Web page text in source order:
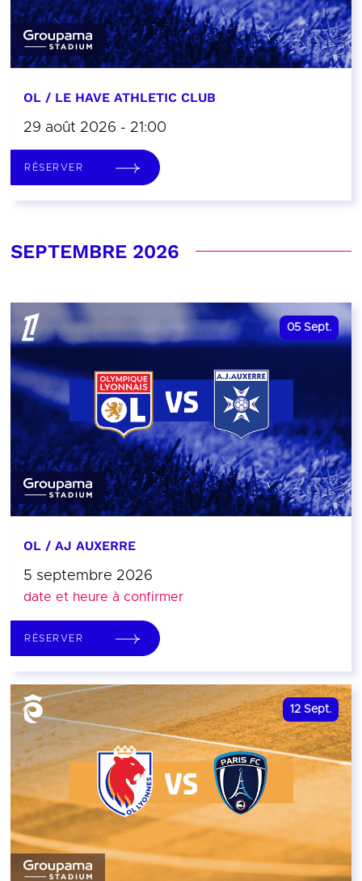
OL / LE HAVE ATHLETIC CLUB
29 août 2026 - 21:00
RÉSERVER
SEPTEMBRE 2026
05 Sept.
OL / AJ AUXERRE
5 septembre 2026
date et heure à confirmer
RÉSERVER
12 Sept.